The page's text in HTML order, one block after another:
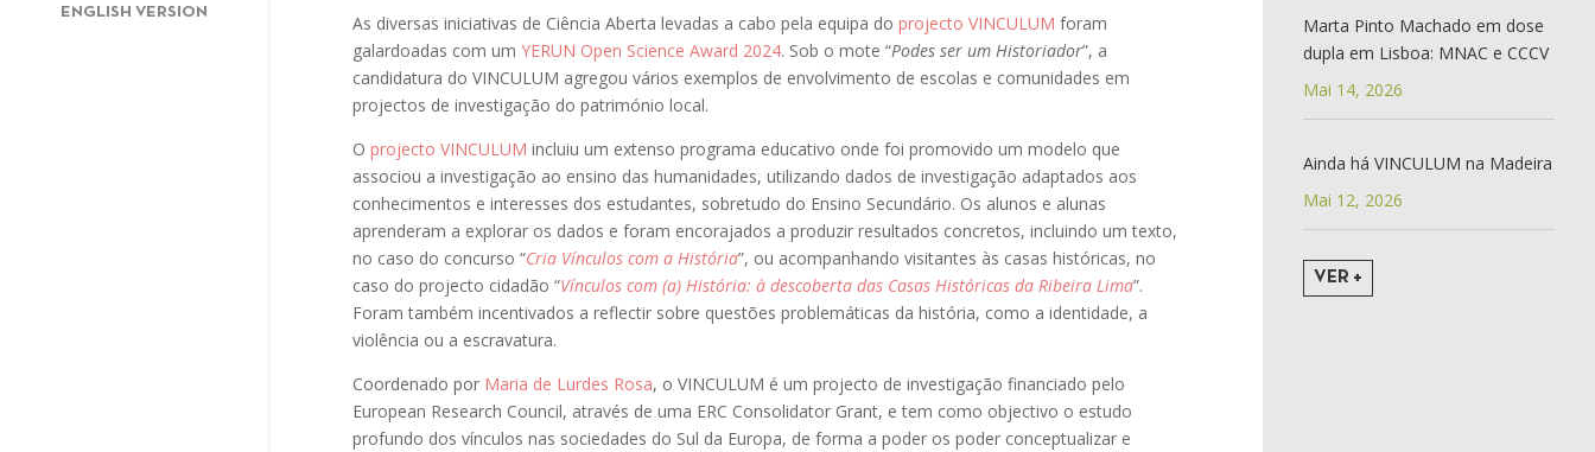
ENGLISH VERSION As diversas iniciativas de Ciência Aberta levadas a cabo pela equipa do projecto VINCULUM foram
galardoadas com um YERUN Open Science Award 2024. Sob o mote “Podes ser um Historiador”, a
candidatura do VINCULUM agregou vários exemplos de envolvimento de escolas e comunidades em
projectos de investigação do património local.
O projecto VINCULUM incluiu um extenso programa educativo onde foi promovido um modelo que
associou a investigação ao ensino das humanidades, utilizando dados de investigação adaptados aos
conhecimentos e interesses dos estudantes, sobretudo do Ensino Secundário. Os alunos e alunas
aprenderam a explorar os dados e foram encorajados a produzir resultados concretos, incluindo um texto,
no caso do concurso “Cria Vínculos com a História”, ou acompanhando visitantes às casas históricas, no
caso do projecto cidadão “Vínculos com (a) História: à descoberta das Casas Históricas da Ribeira Lima”.
Foram também incentivados a reflectir sobre questões problemáticas da história, como a identidade, a
violência ou a escravatura.
Coordenado por Maria de Lurdes Rosa, o VINCULUM é um projecto de investigação financiado pelo
European Research Council, através de uma ERC Consolidator Grant, e tem como objectivo o estudo
profundo dos vínculos nas sociedades do Sul da Europa, de forma a poder os poder conceptualizar e
Marta Pinto Machado em dose
dupla em Lisboa: MNAC e CCCV
Mai 14, 2026
Ainda há VINCULUM na Madeira
Mai 12, 2026
VER +